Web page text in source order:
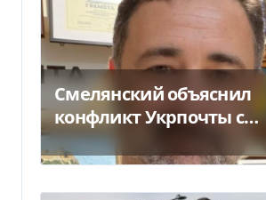
Смелянский объяснил
конфликт Укрпочты с
НБУ из-за платежек